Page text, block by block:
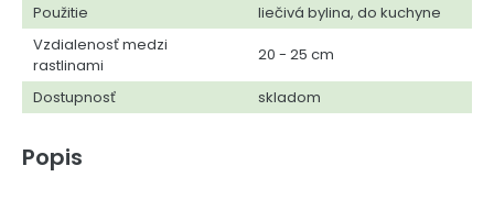
Použitie
liečivá bylina, do kuchyne
Vzdialenosť medzi
rastlinami
20 - 25 cm
Dostupnosť skladom
Popis